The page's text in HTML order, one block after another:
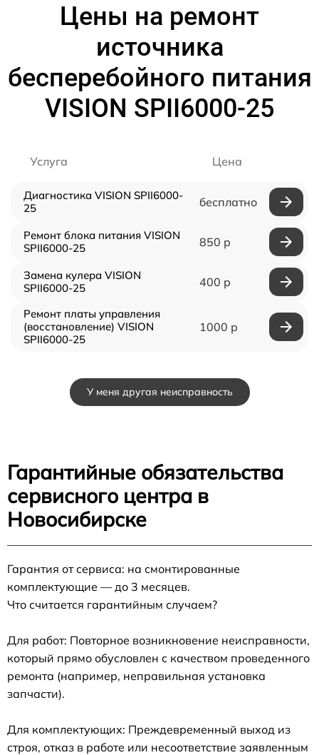
Цены на ремонт
источника
бесперебойного питания
VISION SPII6000-25
Услуга Цена
Диагностика VISION SPII6000-
25
бесплатно
Ремонт блока питания VISION
SPII6000-25
850 р
Замена кулера VISION
SPII6000-25
400 р
Ремонт платы управления
(восстановление) VISION
SPII6000-25
1000 р
У меня другая неисправность
Гарантийные обязательства
сервисного центра в
Новосибирске
Гарантия от сервиса: на смонтированные
комплектующие — до 3 месяцев.
Что считается гарантийным случаем?
Для работ: Повторное возникновение неисправности,
который прямо обусловлен с качеством проведенного
ремонта (например, неправильная установка
запчасти).
Для комплектующих: Преждевременный выход из
строя, отказ в работе или несоответствие заявленным